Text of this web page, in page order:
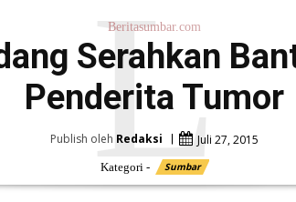
Beritasumbar.com
Serahkan
Penderita Tumor
L
Publish oleh Redaksi Juli 27, 2015
Kategori - Sumbar